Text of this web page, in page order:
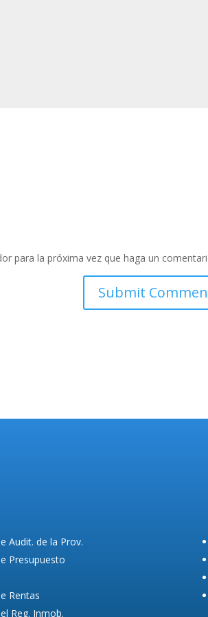
para la próxima vez que haga un
Audit. de la Prov.
Presupuesto
Rentas
Reg. Inmob.